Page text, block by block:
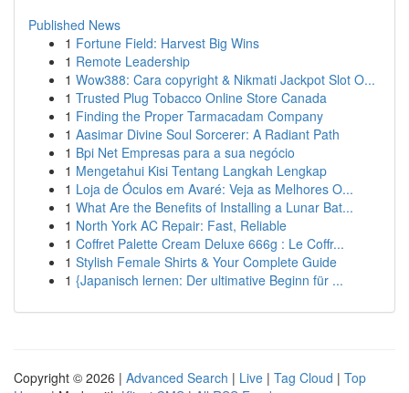
Published News
1 Fortune Field: Harvest Big Wins
1 Remote Leadership
1 Wow388: Cara copyright & Nikmati Jackpot Slot O...
1 Trusted Plug Tobacco Online Store Canada
1 Finding the Proper Tarmacadam Company
1 Aasimar Divine Soul Sorcerer: A Radiant Path
1 Bpi Net Empresas para a sua negócio
1 Mengetahui Kisi Tentang Langkah Lengkap
1 Loja de Óculos em Avaré: Veja as Melhores O...
1 What Are the Benefits of Installing a Lunar Bat...
1 North York AC Repair: Fast, Reliable
1 Coffret Palette Cream Deluxe 666g : Le Coffr...
1 Stylish Female Shirts & Your Complete Guide
1 {Japanisch lernen: Der ultimative Beginn für ...
Copyright © 2026 | Advanced Search | Live | Tag Cloud | Top